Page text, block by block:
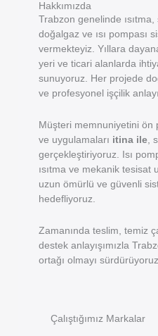
Hakkımızda
Trabzon genelinde
doğalgaz ve ısı pompası
vermekteyiz. Yıllara
yeri ve ticari alanlarda
sunuyoruz. Her projede
ve profesyonel işçilik
Müşteri memnuniyetini ön
ve uygulamaları itina ile,
gerçekleştiriyoruz. Isı
ısıtma ve mekanik tesisat
uzun ömürlü ve güvenli
hedefliyoruz.
Zamanında teslim, temiz
destek anlayışımızla
ortağı olmayı
Çalıştığımız Markalar